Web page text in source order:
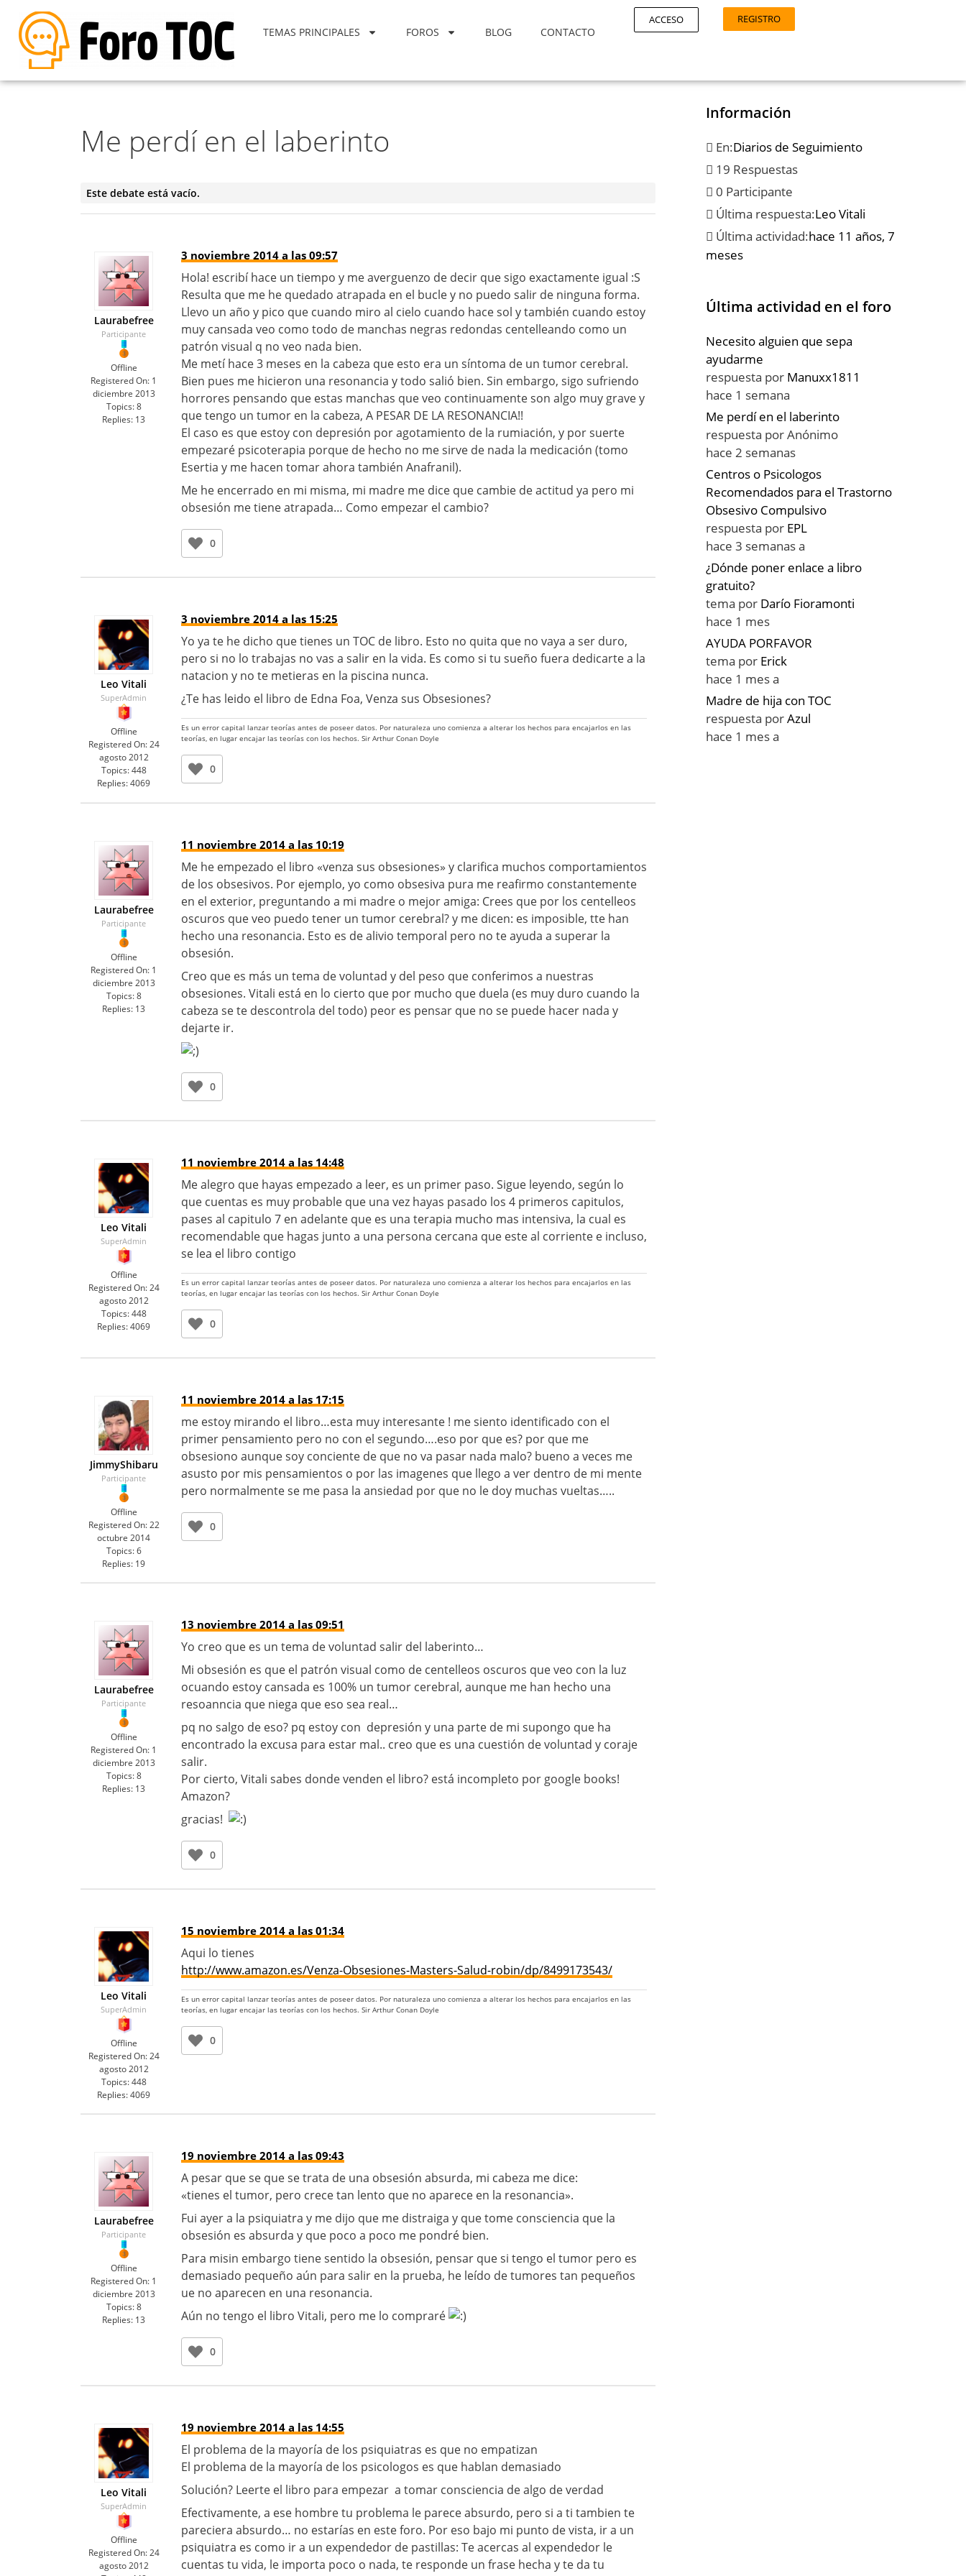
TEMAS PRINCIPALES FOROS BLOG CONTACTO
ACCESO REGISTRO
Me perdí en el laberinto
Este debate está vacío.
Laurabefree
Participante
Offline
Registered On: 1
diciembre 2013
Topics: 8
Replies: 13
3 noviembre 2014 a las 09:57
Hola! escribí hace un tiempo y me averguenzo de decir que sigo exactamente igual :S
Resulta que me he quedado atrapada en el bucle y no puedo salir de ninguna forma.
Llevo un año y pico que cuando miro al cielo cuando hace sol y también cuando estoy
muy cansada veo como todo de manchas negras redondas centelleando como un
patrón visual q no veo nada bien.
Me metí hace 3 meses en la cabeza que esto era un síntoma de un tumor cerebral.
Bien pues me hicieron una resonancia y todo salió bien. Sin embargo, sigo sufriendo
horrores pensando que estas manchas que veo continuamente son algo muy grave y
que tengo un tumor en la cabeza, A PESAR DE LA RESONANCIA!!
El caso es que estoy con depresión por agotamiento de la rumiación, y por suerte
empezaré psicoterapia porque de hecho no me sirve de nada la medicación (tomo
Esertia y me hacen tomar ahora también Anafranil).
Me he encerrado en mi misma, mi madre me dice que cambie de actitud ya pero mi
obsesión me tiene atrapada… Como empezar el cambio?
0
Leo Vitali
SuperAdmin
Offline
Registered On: 24
agosto 2012
Topics: 448
Replies:4069
3 noviembre 2014 a las 15:25
Yo ya te he dicho que tienes un TOC de libro. Esto no quita que no vaya a ser duro,
pero si no lo trabajas no vas a salir en la vida. Es como si tu sueño fuera dedicarte a la
natacion y no te metieras en la piscina nunca.
¿Te has leido el libro de Edna Foa, Venza sus Obsesiones?
Es un error capital lanzar teorías antes de poseer datos. Por naturaleza uno comienza a alterar los hechos para encajarlos en las
teorías, en lugar encajar las teorías con los hechos. Sir Arthur Conan Doyle
0
Laurabefree
Participante
Offline
Registered On: 1
diciembre 2013
Topics: 8
Replies: 13
11 noviembre 2014 a las 10:19
Me he empezado el libro «venza sus obsesiones» y clarifica muchos comportamientos
de los obsesivos. Por ejemplo, yo como obsesiva pura me reafirmo constantemente
en el exterior, preguntando a mi madre o mejor amiga: Crees que por los centelleos
oscuros que veo puedo tener un tumor cerebral? y me dicen: es imposible, tte han
hecho una resonancia. Esto es de alivio temporal pero no te ayuda a superar la
obsesión.
Creo que es más un tema de voluntad y del peso que conferimos a nuestras
obsesiones. Vitali está en lo cierto que por mucho que duela (es muy duro cuando la
cabeza se te descontrola del todo) peor es pensar que no se puede hacer nada y
dejarte ir.
0
Leo Vitali
SuperAdmin
Offline
Registered On: 24
agosto 2012
Topics: 448
Replies:4069
11 noviembre 2014 a las 14:48
Me alegro que hayas empezado a leer, es un primer paso. Sigue leyendo, según lo
que cuentas es muy probable que una vez hayas pasado los 4 primeros capitulos,
pases al capitulo 7 en adelante que es una terapia mucho mas intensiva, la cual es
recomendable que hagas junto a una persona cercana que este al corriente e incluso,
se lea el libro contigo
Es un error capital lanzar teorías antes de poseer datos. Por naturaleza uno comienza a alterar los hechos para encajarlos en las
teorías, en lugar encajar las teorías con los hechos. Sir Arthur Conan Doyle
0
JimmyShibaru
Participante
Offline
Registered On: 22
octubre 2014
Topics: 6
Replies: 19
11 noviembre 2014 a las 17:15
me estoy mirando el libro…esta muy interesante ! me siento identificado con el
primer pensamiento pero no con el segundo….eso por que es? por que me
obsesiono aunque soy conciente de que no va pasar nada malo? bueno a veces me
asusto por mis pensamientos o por las imagenes que llego a ver dentro de mi mente
pero normalmente se me pasa la ansiedad por que no le doy muchas vueltas…..
0
Laurabefree
Participante
Offline
Registered On: 1
diciembre 2013
Topics: 8
Replies: 13
13 noviembre 2014 a las 09:51
Yo creo que es un tema de voluntad salir del laberinto…
Mi obsesión es que el patrón visual como de centelleos oscuros que veo con la luz
ocuando estoy cansada es 100% un tumor cerebral, aunque me han hecho una
resoanncia que niega que eso sea real…
pq no salgo de eso? pq estoy con depresión y una parte de mi supongo que ha
encontrado la excusa para estar mal.. creo que es una cuestión de voluntad y coraje
salir.
Por cierto, Vitali sabes donde venden el libro? está incompleto por google books!
Amazon?
gracias!
0
Leo Vitali
SuperAdmin
Offline
Registered On: 24
agosto 2012
Topics: 448
Replies:4069
15 noviembre 2014 a las 01:34
Aqui lo tienes
http://www.amazon.es/Venza-Obsesiones-Masters-Salud-robin/dp/8499173543/
Es un error capital lanzar teorías antes de poseer datos. Por naturaleza uno comienza a alterar los hechos para encajarlos en las
teorías, en lugar encajar las teorías con los hechos. Sir Arthur Conan Doyle
0
Laurabefree
Participante
Offline
Registered On: 1
diciembre 2013
Topics: 8
Replies: 13
19 noviembre 2014 a las 09:43
A pesar que se que se trata de una obsesión absurda, mi cabeza me dice:
«tienes el tumor, pero crece tan lento que no aparece en la resonancia».
Fui ayer a la psiquiatra y me dijo que me distraiga y que tome consciencia que la
obsesión es absurda y que poco a poco me pondré bien.
Para misin embargo tiene sentido la obsesión, pensar que si tengo el tumor pero es
demasiado pequeño aún para salir en la prueba, he leído de tumores tan pequeños
ue no aparecen en una resonancia.
Aún no tengo el libro Vitali, pero me lo compraré
0
Leo Vitali
SuperAdmin
Offline
Registered On: 24
agosto 2012
19 noviembre 2014 a las 14:55
El problema de la mayoría de los psiquiatras es que no empatizan
El problema de la mayoría de los psicologos es que hablan demasiado
Solución? Leerte el libro para empezar a tomar consciencia de algo de verdad
Efectivamente, a ese hombre tu problema le parece absurdo, pero si a ti tambien te
pareciera absurdo… no estarías en este foro. Por eso bajo mi punto de vista, ir a un
psiquiatra es como ir a un expendedor de pastillas: Te acercas al expendedor le
cuentas tu vida, le importa poco o nada, te responde un frase hecha y te da tu
Información
En:Diarios de Seguimiento
19 Respuestas
0 Participante
Última respuesta:Leo Vitali
Última actividad:hace 11 años, 7
meses
Última actividad en el foro
Necesito alguien que sepa
ayudarme
respuesta por Manuxx1811
hace 1 semana
Me perdí en el laberinto
respuesta porAnónimo
hace 2 semanas
Centros o Psicologos
Recomendados para el Trastorno
Obsesivo Compulsivo
respuesta por EPL
hace 3 semanas a
¿Dónde poner enlace a libro
gratuito?
tema por Darío Fioramonti
hace 1 mes
AYUDA PORFAVOR
tema por Erick
hace 1 mes a
Madre de hija con TOC
respuesta porAzul
hace 1 mes a